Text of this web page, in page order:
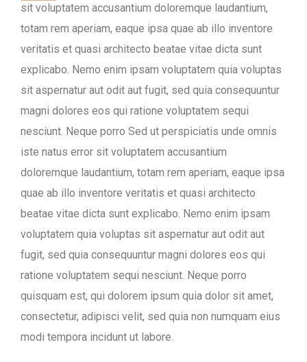
sit voluptatem accusantium doloremque laudantium,
totam rem aperiam, eaque ipsa quae ab illo inventore
veritatis et quasi architecto beatae vitae dicta sunt
explicabo. Nemo enim ipsam voluptatem quia voluptas
sit aspernatur aut odit aut fugit, sed quia consequuntur
magni dolores eos qui ratione voluptatem sequi
nesciunt. Neque porro Sed ut perspiciatis unde omnis
iste natus error sit voluptatem accusantium
doloremque laudantium, totam rem aperiam, eaque ipsa
quae ab illo inventore veritatis et quasi architecto
beatae vitae dicta sunt explicabo. Nemo enim ipsam
voluptatem quia voluptas sit aspernatur aut odit aut
fugit, sed quia consequuntur magni dolores eos qui
ratione voluptatem sequi nesciunt. Neque porro
quisquam est, qui dolorem ipsum quia dolor sit amet,
consectetur, adipisci velit, sed quia non numquam eius
modi tempora incidunt ut labore.